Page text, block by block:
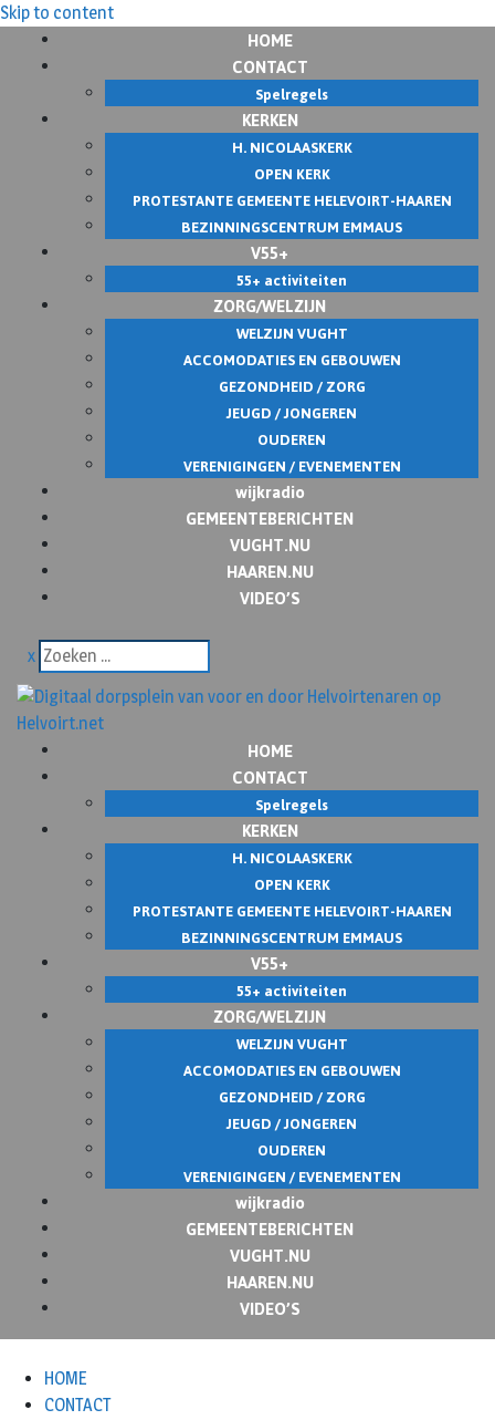
Skip to content
HOME
CONTACT
Spelregels
KERKEN
H. NICOLAASKERK
OPEN KERK
PROTESTANTE GEMEENTE HELEVOIRT-HAAREN
BEZINNINGSCENTRUM EMMAUS
V55+
55+ activiteiten
ZORG/WELZIJN
WELZIJN VUGHT
ACCOMODATIES EN GEBOUWEN
GEZONDHEID / ZORG
JEUGD / JONGEREN
OUDEREN
VERENIGINGEN / EVENEMENTEN
wijkradio
GEMEENTEBERICHTEN
VUGHT.NU
HAAREN.NU
VIDEO’S
x
HOME
CONTACT
Spelregels
KERKEN
H. NICOLAASKERK
OPEN KERK
PROTESTANTE GEMEENTE HELEVOIRT-HAAREN
BEZINNINGSCENTRUM EMMAUS
V55+
55+ activiteiten
ZORG/WELZIJN
WELZIJN VUGHT
ACCOMODATIES EN GEBOUWEN
GEZONDHEID / ZORG
JEUGD / JONGEREN
OUDEREN
VERENIGINGEN / EVENEMENTEN
wijkradio
GEMEENTEBERICHTEN
VUGHT.NU
HAAREN.NU
VIDEO’S
HOME
CONTACT